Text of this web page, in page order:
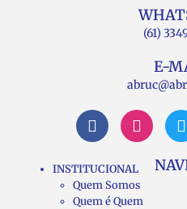
(61)
E-
INSTITUCIONAL
Quem Somos
Quem é Quem